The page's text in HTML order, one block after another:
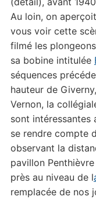
Au loin, on
vous voir cette
filmé les
sa bobine intitulée
séquences
hauteur de
Vernon, la
sont intéressantes
se rendre compte
observant la
pavillon
près au niveau de l
remplacée de nos